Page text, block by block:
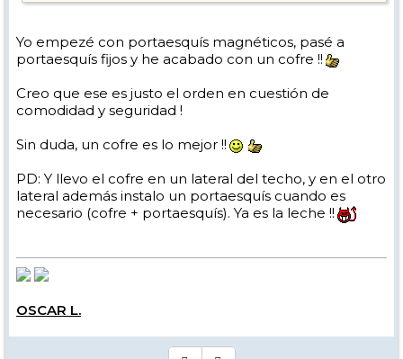
Yo empezé con portaesquís magnéticos, pasé a
portaesquís fijos y he acabado con un cofre !!
Creo que ese es justo el orden en cuestión de
comodidad y seguridad !
Sin duda, un cofre es lo mejor !!
PD: Y llevo el cofre en un lateral del techo, y en el otro
lateral además instalo un portaesquís cuando es
necesario (cofre + portaesquís). Ya es la leche !!
OSCAR L.